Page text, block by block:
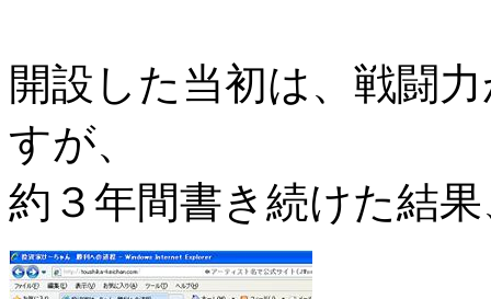
開設した当初は、戦闘
すが、
約３年間書き続けた結